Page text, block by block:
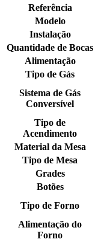
Referência
Modelo
Instalação
Quantidade de Bocas
Alimentação
Tipo de Gás
Sistema de Gás
Conversível
Tipo de
Acendimento
Material da Mesa
Tipo de Mesa
Grades
Botões
Tipo de Forno
Alimentação do
Forno